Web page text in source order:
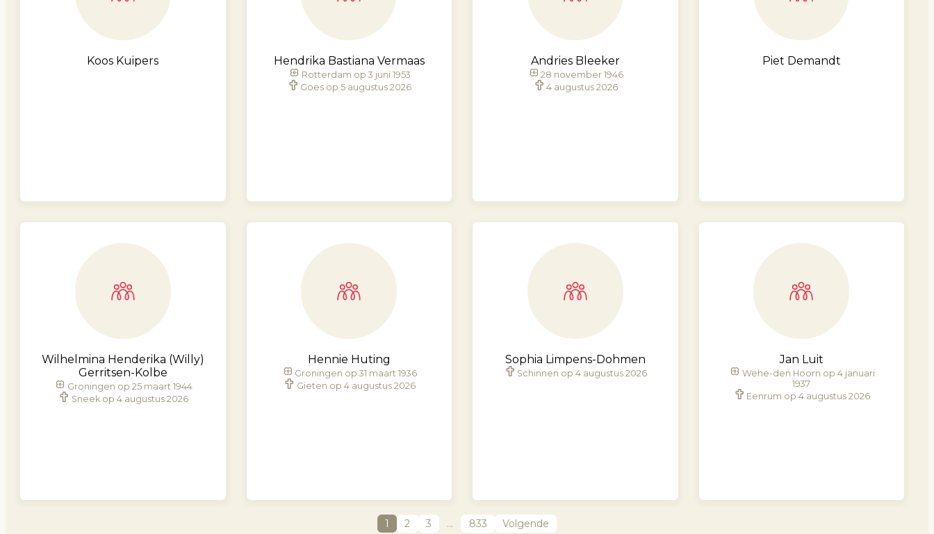
Koos Kuipers Hendrika Bastiana Vermaas
Rotterdam op 3 juni 1953
Goes op 5 augustus 2026
Andries Bleeker
28 november 1946
4 augustus 2026
Piet Demandt
Wilhelmina Henderika (Willy)
Gerritsen-Kolbe
Groningen op 25 maart 1944
Sneek op 4 augustus 2026
Hennie Huting
Groningen op 31 maart 1936
Gieten op 4 augustus 2026
Sophia Limpens-Dohmen
Schinnen op 4 augustus 2026
Jan Luit
Wehe-den Hoorn op 4 januari
1937
Eenrum op 4 augustus 2026
1 2 3 … 833 Volgende